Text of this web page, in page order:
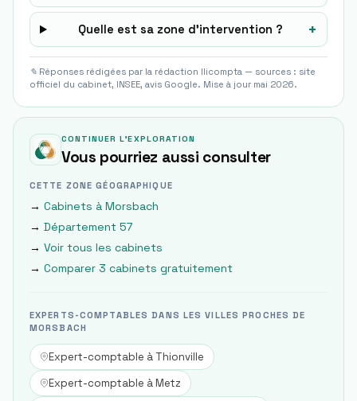
Quelle est sa zone d’intervention ? +
✎ Réponses rédigées par la rédaction Ilicompta — sources : site
officiel du cabinet, INSEE, avis Google. Mise à jour mai 2026.
CONTINUER L'EXPLORATION
Vous pourriez aussi consulter
CETTE ZONE GÉOGRAPHIQUE
→ Cabinets à Morsbach
→ Département 57
→ Voir tous les cabinets
→ Comparer 3 cabinets gratuitement
EXPERTS-COMPTABLES DANS LES VILLES PROCHES DE
MORSBACH
Expert-comptable à Thionville
Expert-comptable à Metz